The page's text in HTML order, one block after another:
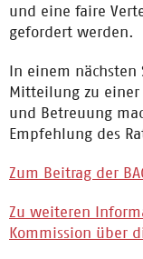
und eine faire
gefordert werden.
In einem
Mitteilung zu einer
und Betreuung
Empfehlung des
Zum Beitrag der
Zu weiteren
Kommission über